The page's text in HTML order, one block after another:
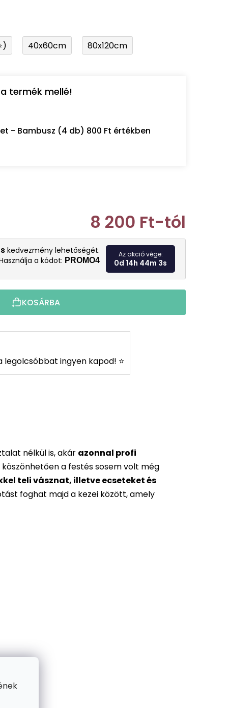
40x60cm 80x120cm
termék mellé!
- Bambusz (4 db) 800 Ft értékben
8 200 Ft-tól
Egységár:
kedvezmény lehetőségét.
a kódot: PROMO4
Az akció vége:
0d 14h 44m 2s
KOSÁRBA
legolcsóbbat ingyen kapod! ⭐
nélkül is, akár azonnal profi
a festés sosem volt még
teli vásznat, illetve ecseteket és
foghat majd a kezei között, amely